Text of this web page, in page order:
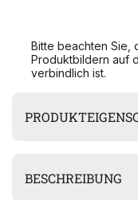
Bitte beachten Sie,
Produktbildern auf
verbindlich ist.
BESCHREIBUNG